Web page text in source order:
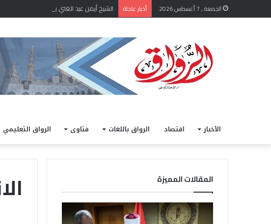
الجمعة , 7 أغسطس 2026 أخبار عاجلة الشيخ أيمن عبد الغني يعتمد نتيجة الدور
الأخبار اقتصاد الرواق باللغات فتاوى الرواق التعليمي
المقالات المميزة
مشاركته